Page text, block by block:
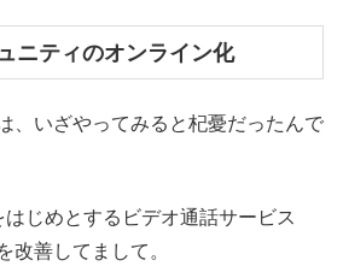
ニティのオンライン化
、いざやってみると杞憂だったんで
じめとするビデオ通話サービス
改善してまして。